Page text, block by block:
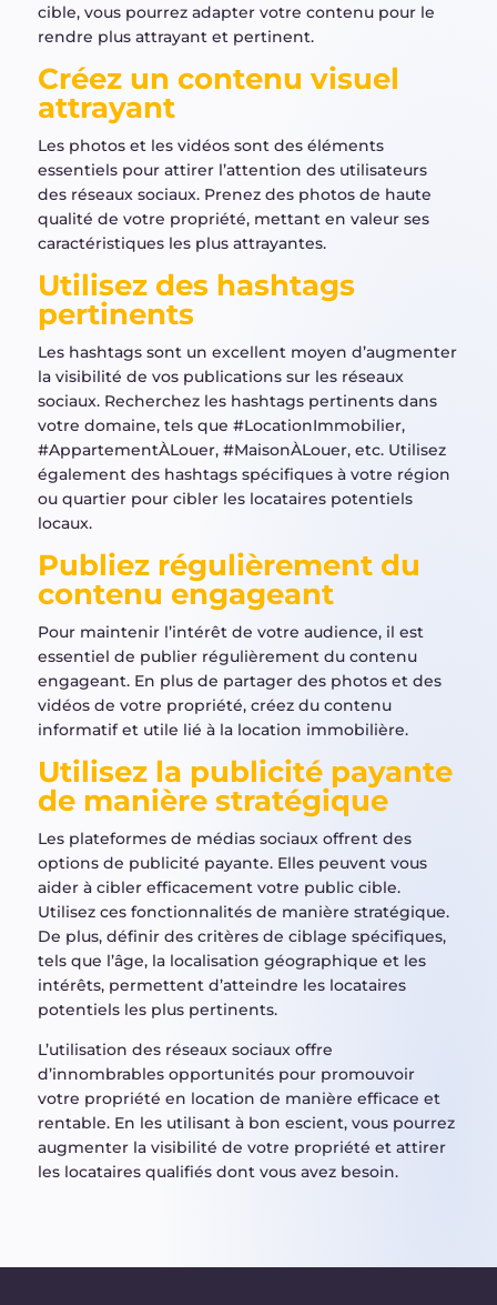
cible, vous pourrez adapter votre contenu pour le
rendre plus attrayant et pertinent.
Créez un contenu visuel
attrayant
Les photos et les vidéos sont des éléments
essentiels pour attirer l’attention des utilisateurs
des réseaux sociaux. Prenez des photos de haute
qualité de votre propriété, mettant en valeur ses
caractéristiques les plus attrayantes.
Utilisez des hashtags
pertinents
Les hashtags sont un excellent moyen d’augmenter
la visibilité de vos publications sur les réseaux
sociaux. Recherchez les hashtags pertinents dans
votre domaine, tels que #LocationImmobilier,
#AppartementÀLouer, #MaisonÀLouer, etc. Utilisez
également des hashtags spécifiques à votre région
ou quartier pour cibler les locataires potentiels
locaux.
Publiez régulièrement du
contenu engageant
Pour maintenir l’intérêt de votre audience, il est
essentiel de publier régulièrement du contenu
engageant. En plus de partager des photos et des
vidéos de votre propriété, créez du contenu
informatif et utile lié à la location immobilière.
Utilisez la publicité payante
de manière stratégique
Les plateformes de médias sociaux offrent des
options de publicité payante. Elles peuvent vous
aider à cibler efficacement votre public cible.
Utilisez ces fonctionnalités de manière stratégique.
De plus, définir des critères de ciblage spécifiques,
tels que l’âge, la localisation géographique et les
intérêts, permettent d’atteindre les locataires
potentiels les plus pertinents.
L’utilisation des réseaux sociaux offre
d’innombrables opportunités pour promouvoir
votre propriété en location de manière efficace et
rentable. En les utilisant à bon escient, vous pourrez
augmenter la visibilité de votre propriété et attirer
les locataires qualifiés dont vous avez besoin.